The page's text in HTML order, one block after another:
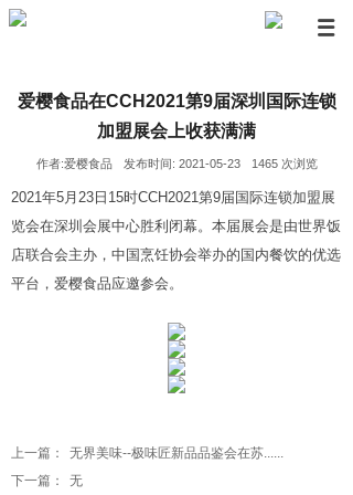
爱樱食品在CCH2021第9届深圳国际连锁
加盟展会上收获满满
作者:爱樱食品 发布时间: 2021-05-23 1465 次浏览
2021年5月23日15时CCH2021第9届国际连锁加盟展
览会在深圳会展中心胜利闭幕。本届展会是由世界饭
店联合会主办，中国烹饪协会举办的国内餐饮的优选
平台，爱樱食品应邀参会。
上一篇：
无界美味--极味匠新品品鉴会在苏......
下一篇：
无